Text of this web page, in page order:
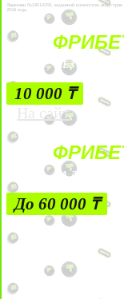
Лицензии №24514359, выданной комитетом индустрии
2034 года.
БЕЗ УСЛОВИЙ
10 000 ₸
На сайт
ЗА
До 60 000 ₸